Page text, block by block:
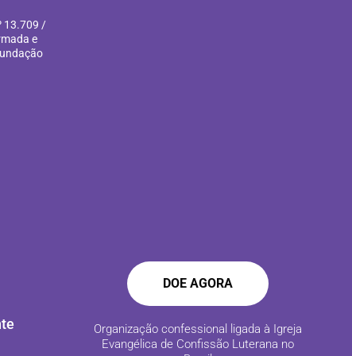
13.709 /
e
DOE AGORA
Organização confessional ligada à Igreja
Evangélica de Confissão Luterana no